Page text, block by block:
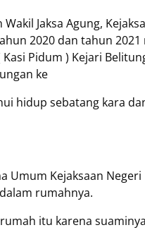
Jaksa Agung,
2020 dan tahun
Pidum ) Kejari
ke
hidup sebatang kara
Umum Kejaksaan
rumahnya.
itu karena